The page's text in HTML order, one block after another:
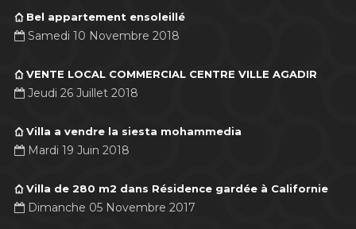
Bel appartement ensoleillé
Samedi 10 Novembre 2018
VENTE LOCAL COMMERCIAL CENTRE VILLE AGADIR
Jeudi 26 Juillet 2018
Villa a vendre la siesta mohammedia
Mardi 19 Juin 2018
Villa de 280 m2 dans Résidence gardée à Californie
Dimanche 05 Novembre 2017